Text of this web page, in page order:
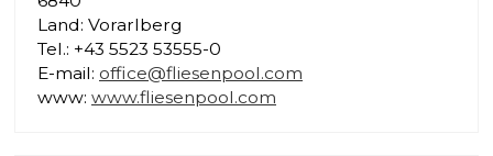
Land: Vorarlberg
Tel.: +43 5523 53555-0
E-mail: office@fliesenpool.com
www: www.fliesenpool.com